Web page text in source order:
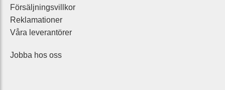
Försäljningsvillkor
Reklamationer
Våra leverantörer
Jobba hos oss